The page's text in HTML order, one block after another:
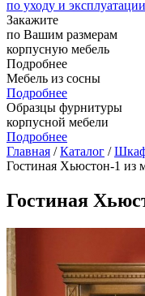
по уходу и
Закажите
по Вашим размерам
корпусную мебель
Подробнее
Мебель из сосны
Подробнее
Образцы фурнитуры
корпусной мебели
Подробнее
Главная /Каталог /
Гостиная Хьюстон-1 из
Гостиная